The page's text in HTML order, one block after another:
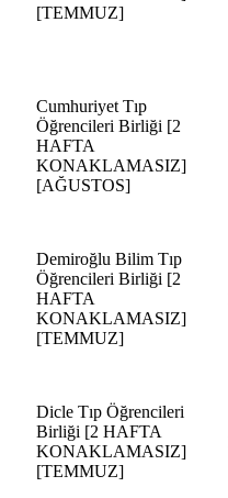
[TEMMUZ]
Cumhuriyet Tıp
Öğrencileri Birliği [2
HAFTA
KONAKLAMASIZ]
[AĞUSTOS]
Demiroğlu Bilim Tıp
Öğrencileri Birliği [2
HAFTA
KONAKLAMASIZ]
[TEMMUZ]
Dicle Tıp Öğrencileri
Birliği [2 HAFTA
KONAKLAMASIZ]
[TEMMUZ]